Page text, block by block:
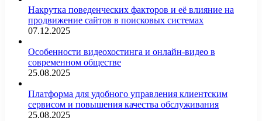
Накрутка поведенческих факторов и её влияние на
продвижение сайтов в поисковых системах
07.12.2025
Особенности видеохостинга и онлайн-видео в
современном обществе
25.08.2025
Платформа для удобного управления клиентским
сервисом и повышения качества обслуживания
25.08.2025